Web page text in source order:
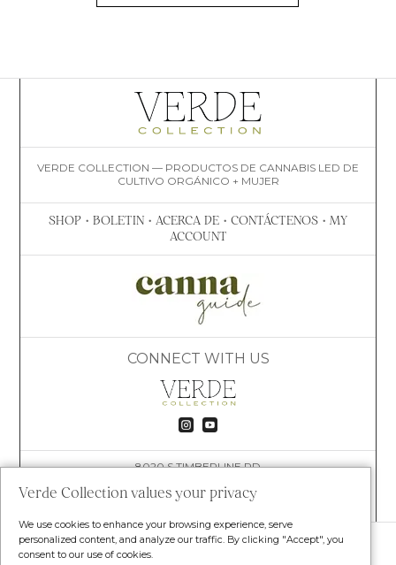
VERDE COLLECTION — PRODUCTOS DE CANNABIS LED DE
CULTIVO ORGÁNICO + MUJER
SHOP • BOLETIN • ACERCA DE • CONTÁCTENOS • MY
ACCOUNT
CONNECT WITH US
 
8020 S TIMBERLINE RD
(609) 781-4447
© VERDE COLLECTION. TODOS LOS DERECHOS
Verde Collection values your privacy
We use cookies to enhance your browsing experience, serve
personalized content, and analyze our traffic. By clicking "Accept", you
consent to our use of cookies.